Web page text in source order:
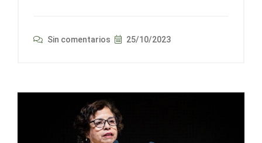
Sin comentarios 25/10/2023